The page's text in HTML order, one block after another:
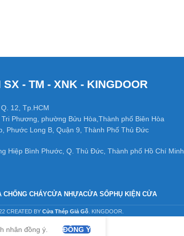
- TM - XNK - KINGDOOR
12, Tp.HCM
Phương, phường Bửu Hòa,Thành phố Biên Hòa
Phước Long B, Quận 9, Thành Phố Thủ Đức
Hiệp Bình Phước, Q. Thủ Đức, Thành phố Hồ Chí Minh
CHỐNG CHÁYCỬA NHỰACỬA SỔPHỤ KIỆN CỬA
CREATED BY Cửa Thép Giả Gỗ . KINGDOOR.
nhân đồng ý. ĐỒNG Ý